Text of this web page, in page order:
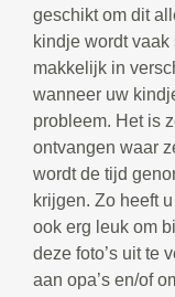
geschikt om dit
kindje wordt
makkelijk in
wanneer uw
probleem. Het is
ontvangen waar
wordt de tijd
krijgen. Zo heeft
ook erg leuk om
deze foto’s uit te
aan opa’s en/of